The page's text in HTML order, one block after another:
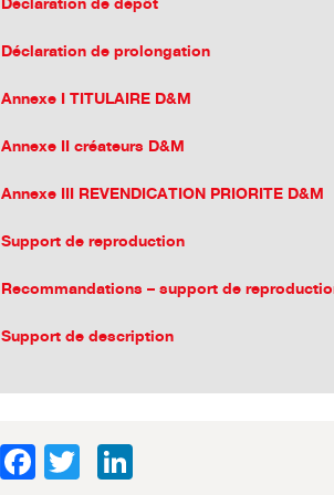
Déclaration de prolongation
Annexe I TITULAIRE D&M
Annexe II créateurs D&M
Annexe III REVENDICATION PRIORITE D&M
Support de reproduction
Recommandations – support de
Support de description
ShareFacebook
Twitter